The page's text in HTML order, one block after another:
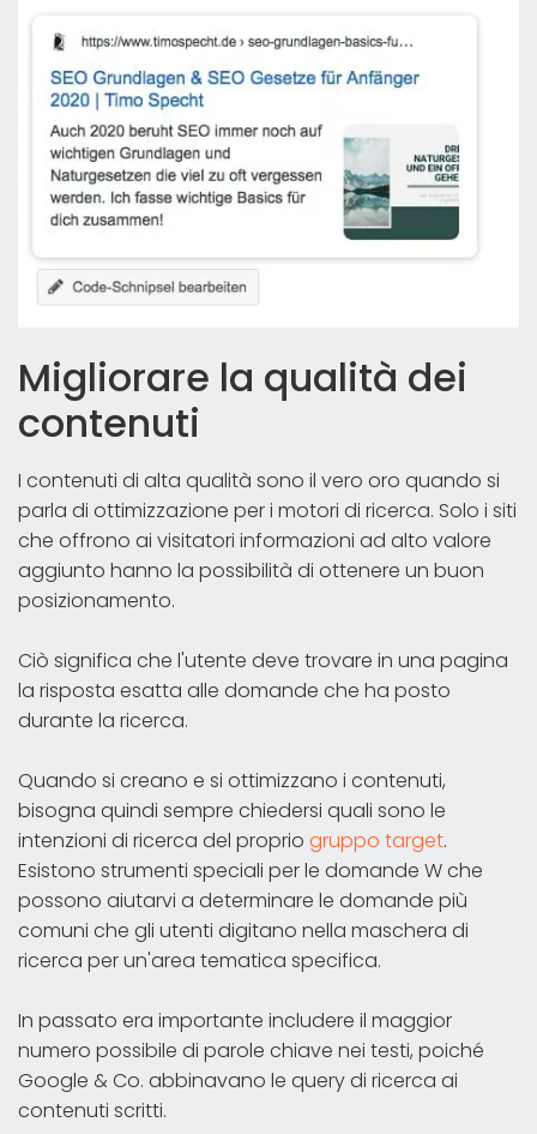
Migliorare la qualità dei
contenuti
I contenuti di alta qualità sono il vero oro quando si
parla di ottimizzazione per i motori di ricerca. Solo i siti
che offrono ai visitatori informazioni ad alto valore
aggiunto hanno la possibilità di ottenere un buon
posizionamento.
Ciò significa che l'utente deve trovare in una pagina
la risposta esatta alle domande che ha posto
durante la ricerca.
Quando si creano e si ottimizzano i contenuti,
bisogna quindi sempre chiedersi quali sono le
intenzioni di ricerca del proprio gruppo target.
Esistono strumenti speciali per le domande W che
possono aiutarvi a determinare le domande più
comuni che gli utenti digitano nella maschera di
ricerca per un'area tematica specifica.
In passato era importante includere il maggior
numero possibile di parole chiave nei testi, poiché
Google & Co. abbinavano le query di ricerca ai
contenuti scritti.